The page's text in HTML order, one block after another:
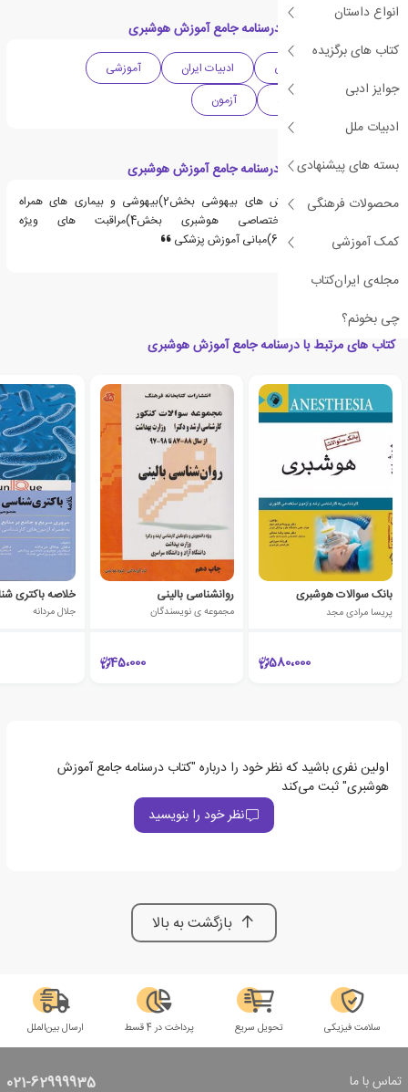
انواع داستان
کتاب های برگزیده
جوایز ادبی
ادبیات ملل
بسته های پیشنهادی
محصولات فرهنگی
کمک آموزشی
مجله‌ی ایران‌کتاب
چی بخونم؟
دسته بندی های کتاب درسنامه جامع آموزش هوشبری
پزشکی ادبیات ایران
آموزشی
کنکور کارشناسی ارشد
آزمون
قسمت هایی از کتاب درسنامه جامع آموزش هوشبری
بخش1)اصول و روش های بیهوشی بخش2)بیهوشی و بیماری های همراه
بخش3)داروشناسی اختصاصی هوشبری بخش4)مراقبت های ویژه
بخش5)فیزیولوژی بخش6)مبانی آموزش پزشکی
کتاب های مرتبط با درسنامه جامع آموزش هوشبری
بانک سوالات هوشبری
پریسا مرادی مجد
580،000
روانشناسی بالینی
مجموعه ی نویسندگان
45،000
خلاصه باکتری
جلال مردانه
اولین نفری باشید که نظر خود را درباره "کتاب درسنامه جامع آموزش
هوشبری" ثبت می‌کند
نظر خود را بنویسید
بازگشت به بالا
سلامت فیزیکی تحویل سریع پرداخت در 4 قسط ارسال بین‌الملل
تماس با ما 021-62999935